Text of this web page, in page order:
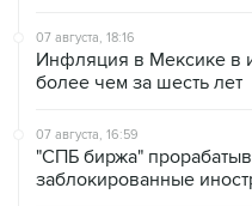
07 августа, 18:16
Инфляция в Мексике в
более чем за шесть лет
07 августа, 16:59
"СПБ биржа"
заблокированные